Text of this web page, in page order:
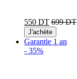
550 DT 699 DT
J'achète
Garantie 1 an
- 35%